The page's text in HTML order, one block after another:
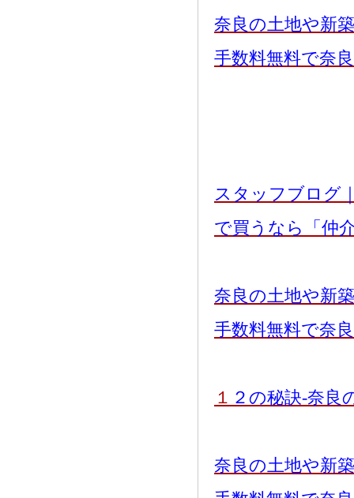
奈良の土地や新
手数料無料で奈
スタッフブログ
で買うなら「仲
奈良の土地や新
手数料無料で奈
１ ２の秘訣-奈良
奈良の土地や新